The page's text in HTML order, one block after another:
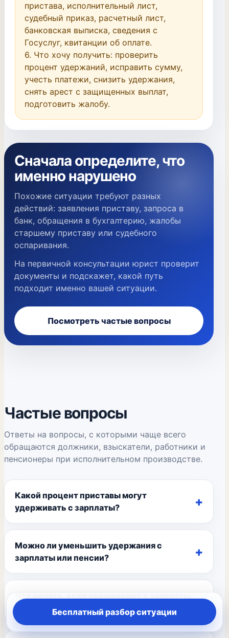
пристава, исполнительный лист,
судебный приказ, расчетный лист,
банковская выписка, сведения с
Госуслуг, квитанции об оплате.
6. Что хочу получить: проверить
процент удержаний, исправить сумму,
учесть платежи, снизить удержания,
снять арест с защищенных выплат,
подготовить жалобу.
Сначала определите, что
именно нарушено
Похожие ситуации требуют разных
действий: заявления приставу, запроса в
банк, обращения в бухгалтерию, жалобы
старшему приставу или судебного
оспаривания.
На первичной консультации юрист проверит
документы и подскажет, какой путь
подходит именно вашей ситуации.
Посмотреть частые вопросы
Частые вопросы
Ответы на вопросы, с которыми чаще всего
обращаются должники, взыскатели, работники и
пенсионеры при исполнительном производстве.
Какой процент приставы могут
удерживать с зарплаты?
Можно ли уменьшить удержания с
зарплаты или пенсии?
а банк списывает еще с карты?
Бесплатный разбор ситуации